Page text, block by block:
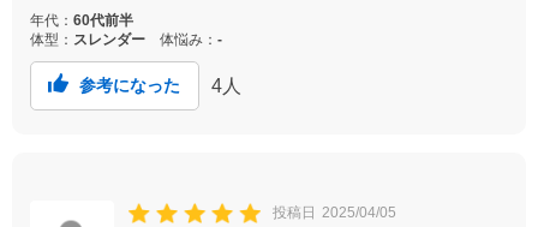
年代： 60代前半
体型： スレンダー 体悩み： -
参考になった 4 人
投稿日 2025/04/05